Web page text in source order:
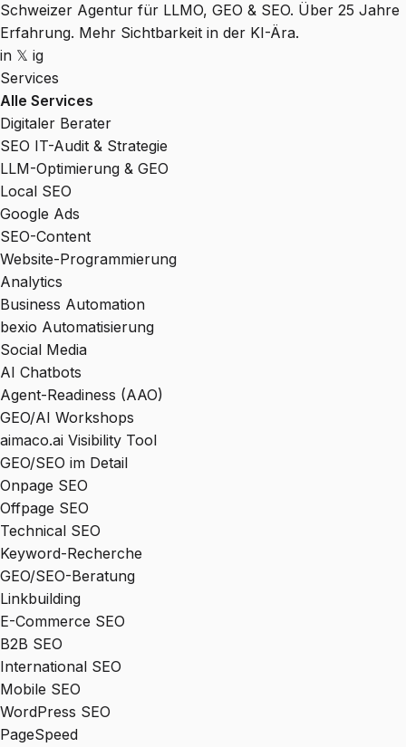
Schweizer Agentur für LLMO, GEO & SEO. Über 25 Jahre
Erfahrung. Mehr Sichtbarkeit in der KI-Ära.
in 𝕏 ig
Services
Alle Services
Digitaler Berater
SEO IT-Audit & Strategie
LLM-Optimierung & GEO
Local SEO
Google Ads
SEO-Content
Website-Programmierung
Analytics
Business Automation
bexio Automatisierung
Social Media
AI Chatbots
Agent-Readiness (AAO)
GEO/AI Workshops
aimaco.ai Visibility Tool
GEO/SEO im Detail
Onpage SEO
Offpage SEO
Technical SEO
Keyword-Recherche
GEO/SEO-Beratung
Linkbuilding
E-Commerce SEO
B2B SEO
International SEO
Mobile SEO
WordPress SEO
PageSpeed